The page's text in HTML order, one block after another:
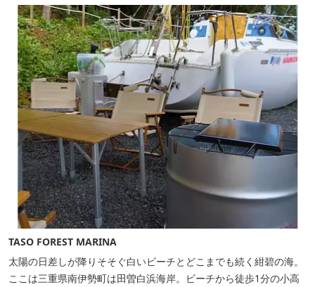
TASO FOREST MARINA
太陽の日差しが降りそそぐ白いビーチとどこまでも続く紺碧の海。
ここは三重県南伊勢町は田曽白浜海岸。ビーチから徒歩1分の小高